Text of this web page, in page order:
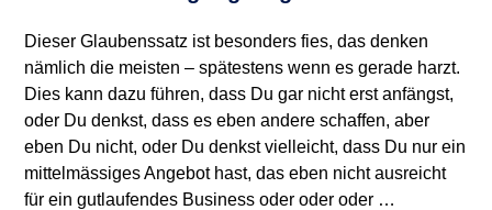
Dieser Glaubenssatz ist besonders fies, das denken
nämlich die meisten – spätestens wenn es gerade harzt.
Dies kann dazu führen, dass Du gar nicht erst anfängst,
oder Du denkst, dass es eben andere schaffen, aber
eben Du nicht, oder Du denkst vielleicht, dass Du nur ein
mittelmässiges Angebot hast, das eben nicht ausreicht
für ein gutlaufendes Business oder oder oder …